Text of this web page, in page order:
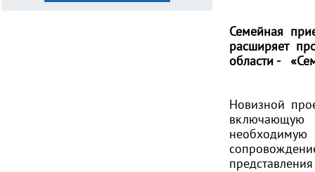
Семейная
расширяет
области -
Новизной
включающую
необходимую